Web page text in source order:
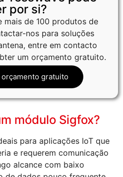
por si?
mais de 100 produtos de
nos para soluções
entre em contacto
um orçamento gratuito.
orçamento gratuito
módulo Sigfox?
para aplicações IoT que
e requerem comunicação
alcance com baixo